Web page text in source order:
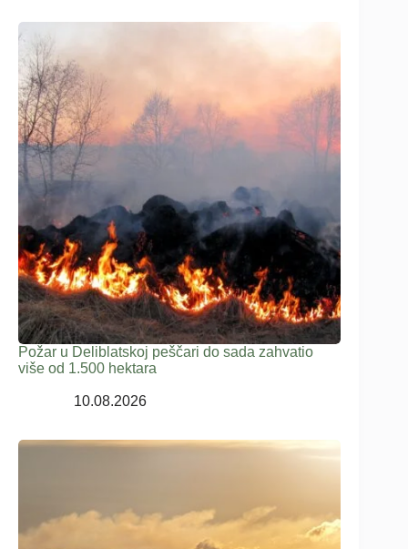
Požar u Deliblatskoj peščari do sada zahvatio
više od 1.500 hektara
10.08.2026